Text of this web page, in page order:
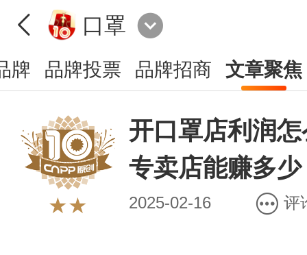
口罩
牌 品牌投票 品牌招商 文章聚焦
★★
开口罩店利润
专卖店能赚多少
2025-02-16 评